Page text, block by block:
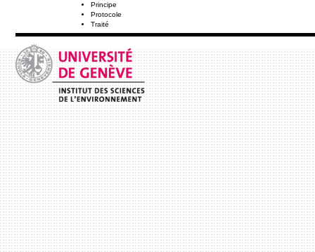
Principe
Protocole
Traité